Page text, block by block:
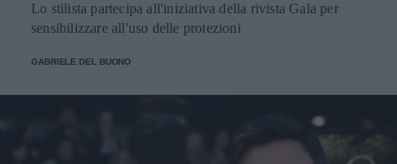
Lo stilista partecipa all'iniziativa della rivista Gala per
sensibilizzare all'uso delle protezioni
GABRIELE DEL BUONO